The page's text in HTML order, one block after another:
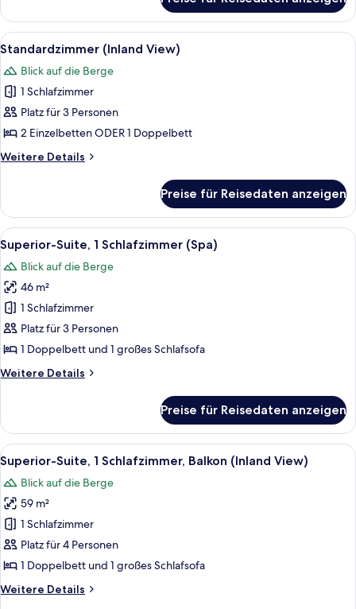
Balkon,
Meerblick
Alle
Fotos
für
Standardzimmer
(Inland
View)
anzeigen
Ein modernes Hotelzimmer mit
5
Standardzimmer (Inland View)
Blick auf die Berge
1 Schlafzimmer
Platz für 3 Personen
2 Einzelbetten ODER 1 Doppelbett
Weitere Details
Weitere
(Inland
View)
Preise für Reisedaten anzeigen
Alle
Fotos
für
Superior-
Suite,
1
Schlafzimmer
anzeigen
Ein Hotel mit mehreren Balkonen,
6
Superior-Suite, 1 Schlafzimmer (Spa)
Blick auf die Berge
46 m²
1 Schlafzimmer
Platz für 3 Personen
1 Doppelbett und 1 großes Schlafsofa
Weitere Details
Weitere
Suite,
Schlafzimmer
(Spa)
Preise für Reisedaten anzeigen
Alle
Fotos
für
Superior-
Suite,
1
Schlafzimmer,
(Inland
Ein modernes Wohnzimmer mit
7
Superior-Suite, 1 Schlafzimmer, Balkon (Inland View)
Blick auf die Berge
59 m²
1 Schlafzimmer
Platz für 4 Personen
1 Doppelbett und 1 großes Schlafsofa
Weitere Details
Weitere